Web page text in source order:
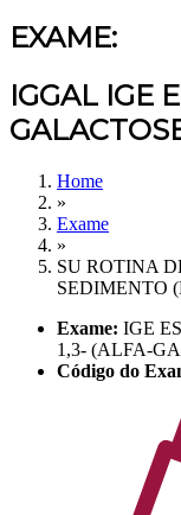
EXAME:
IGGAL IGE
Home
»
Exame
»
SU ROTINA
SEDIMENTO
Exame: IGE
1,3- (ALFA-
Código do